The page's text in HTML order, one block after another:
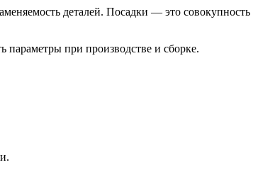
деталей. Посадки — это совокупность
параметры при производстве и сборке.